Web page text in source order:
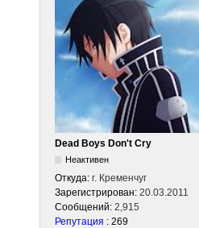
Dead Boys Don't Cry
Неактивен
Откуда: г. Кременчуг
Зарегистрирован: 20.03.2011
Сообщений: 2,915
Репутация : 269